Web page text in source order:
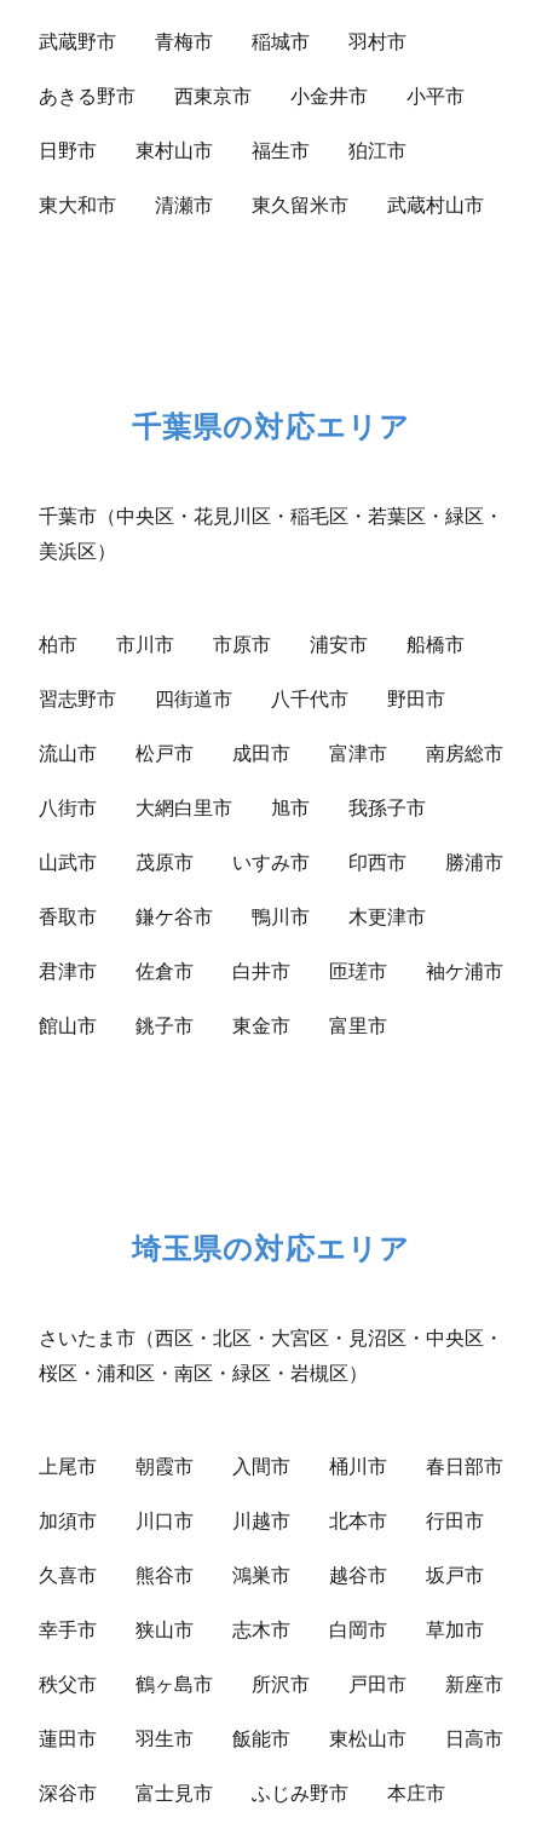
武蔵野市 青梅市 稲城市 羽村市
あきる野市 西東京市 小金井市 小平市
日野市 東村山市 福生市 狛江市
東大和市 清瀬市 東久留米市 武蔵村山市
千葉県の対応エリア
千葉市（中央区・花見川区・稲毛区・若葉区・緑区・
美浜区）
柏市 市川市 市原市 浦安市 船橋市
習志野市 四街道市 八千代市 野田市
流山市 松戸市 成田市 富津市 南房総市
八街市 大網白里市 旭市 我孫子市
山武市 茂原市 いすみ市 印西市 勝浦市
香取市 鎌ケ谷市 鴨川市 木更津市
君津市 佐倉市 白井市 匝瑳市 袖ケ浦市
館山市 銚子市 東金市 富里市
埼玉県の対応エリア
さいたま市（西区・北区・大宮区・見沼区・中央区・
桜区・浦和区・南区・緑区・岩槻区）
上尾市 朝霞市 入間市 桶川市 春日部市
加須市 川口市 川越市 北本市 行田市
久喜市 熊谷市 鴻巣市 越谷市 坂戸市
幸手市 狭山市 志木市 白岡市 草加市
秩父市 鶴ヶ島市 所沢市 戸田市 新座市
蓮田市 羽生市 飯能市 東松山市 日高市
深谷市 富士見市 ふじみ野市 本庄市